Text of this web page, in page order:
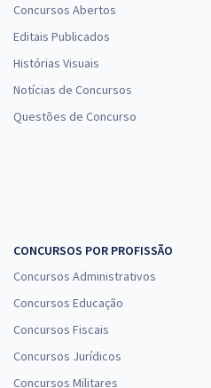
Concursos Abertos
Editais Publicados
Histórias Visuais
Notícias de Concursos
Questões de Concurso
CONCURSOS POR PROFISSÃO
Concursos Administrativos
Concursos Educação
Concursos Fiscais
Concursos Jurídicos
Concursos Militares